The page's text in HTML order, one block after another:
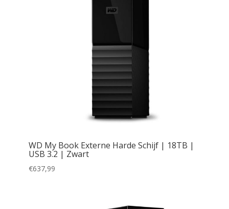
WD My Book Externe Harde Schijf | 18TB |
USB 3.2 | Zwart
€637,99